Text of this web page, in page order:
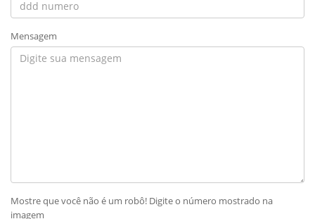
Mensagem
Mostre que você não é um robô! Digite o número mostrado na
imagem